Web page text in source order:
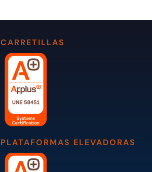
CARRETILLAS
PLATAFORMAS ELEVADORAS